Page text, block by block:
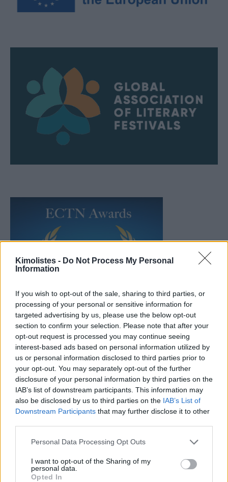
Kimolistes - Do Not Process My Personal
Information
If you wish to opt-out of the sale, sharing to third parties, or
processing of your personal or sensitive information for
targeted advertising by us, please use the below opt-out
section to confirm your selection. Please note that after your
opt-out request is processed you may continue seeing
interest-based ads based on personal information utilized by
us or personal information disclosed to third parties prior to
your opt-out. You may separately opt-out of the further
disclosure of your personal information by third parties on the
IAB’s list of downstream participants. This information may
also be disclosed by us to third parties on the IAB’s List of
Downstream Participants that may further disclose it to other
Please note that this website/app uses one or more Google
not limited to your visit or usage behaviour. You may click to
grant or deny consent to Google and its third-party tags to
Personal Data Processing Opt Outs
I want to opt-out of the Sharing of my
personal data.
Opted In
Kimolos Experience Festival